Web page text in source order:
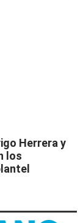
Herrera y
los